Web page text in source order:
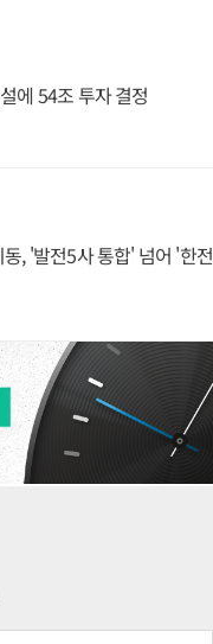
에 54조 투자 결정
, '발전5사 통합' 넘어 '한전